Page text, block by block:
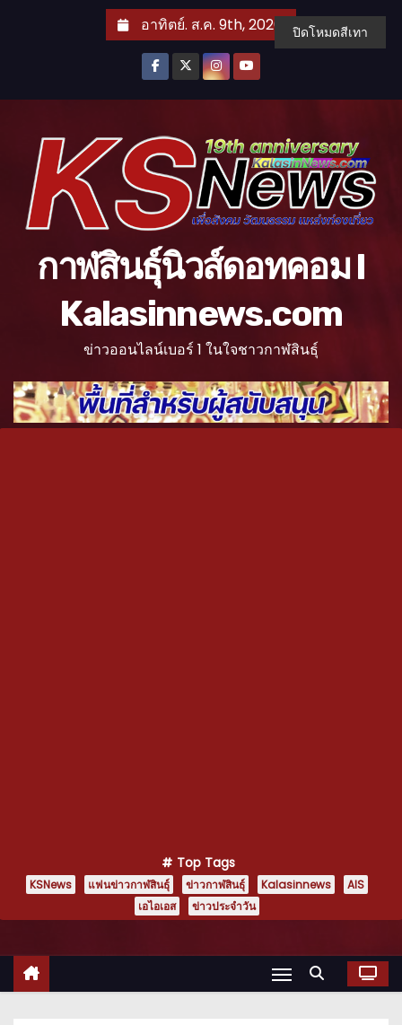
อาทิตย์. ส.ค. 9th, 2026
กาฬสินธุ์นิวส์ดอทคอม l
Kalasinnews.com
ข่าวออนไลน์เบอร์ 1 ในใจชาวกาฬสินธุ์
Top Tags
KSNews แฟนข่าวกาฬสินธุ์ ข่าวกาฬสินธุ์ Kalasinnews
AIS
เอไอเอส
ข่าวประจำวัน
ปิดโหมดสีเทา